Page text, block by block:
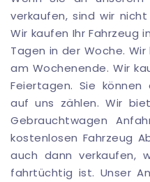
verkaufen, sind wir
Wir kaufen Ihr Fahrzeug
Tagen in der Woche.
am Wochenende. Wir
Feiertagen. Sie
auf uns zählen. Wir
Gebrauchtwagen
kostenlosen Fahrzeug
auch dann verkaufen,
fahrtüchtig ist. Unser